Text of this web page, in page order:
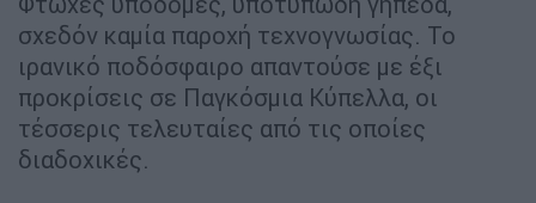
σχεδόν καμία παροχή τεχνογνωσίας. Το
ιρανικό ποδόσφαιρο απαντούσε με έξι
προκρίσεις σε Παγκόσμια Κύπελλα, οι
τέσσερις τελευταίες από τις οποίες
διαδοχικές.